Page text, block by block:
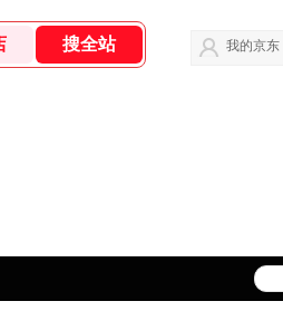
我的京东